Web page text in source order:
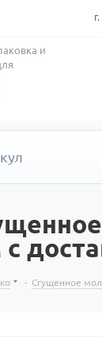
и
- Сгущенное